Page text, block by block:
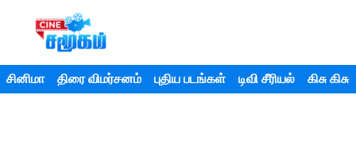
சினிமா திரை விமர்சனம் புதிய படங்கள் டிவி சீரியல் கிசு கிசு